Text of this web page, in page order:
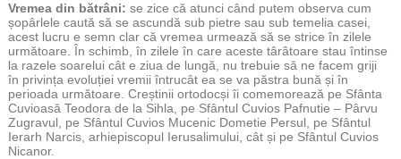
Vremea din bătrâni: se zice că atunci când putem observa cum
șopârlele caută să se ascundă sub pietre sau sub temelia casei,
acest lucru e semn clar că vremea urmează să se strice în zilele
următoare. În schimb, în zilele în care aceste târâtoare stau întinse
la razele soarelui cât e ziua de lungă, nu trebuie să ne facem griji
în privința evoluției vremii întrucât ea se va păstra bună și în
perioada următoare. Creștinii ortodocși îi comemorează pe Sfânta
Cuvioasă Teodora de la Sihla, pe Sfântul Cuvios Pafnutie – Pârvu
Zugravul, pe Sfântul Cuvios Mucenic Dometie Persul, pe Sfântul
Ierarh Narcis, arhiepiscopul Ierusalimului, cât și pe Sfântul Cuvios
Nicanor.